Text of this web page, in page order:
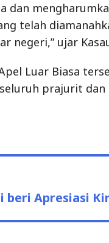
dan
telah
negeri,” ujar
Luar Biasa
prajurit dan
beri Apresiasi